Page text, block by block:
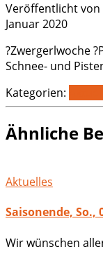
Veröffentlicht von
Januar 2020
?Zwergerlwoche
Schnee- und
Kategorien:
Ähnliche
Aktuelles
Saisonende, So.,
Wir wünschen